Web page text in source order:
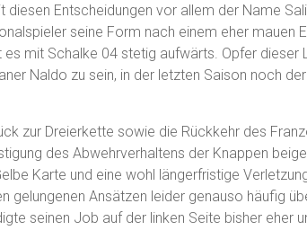
diesen Entscheidungen vor allem der Name
seine Form nach einem eher mauen
es mit Schalke 04 stetig aufwärts. Opfer dieser
Naldo zu sein, in der letzten Saison noch
zur Dreierkette sowie die Rückkehr des
des Abwehrverhaltens der Knappen
Karte und eine wohl längerfristige
gelungenen Ansätzen leider genauso häufig
seinen Job auf der linken Seite bisher eher